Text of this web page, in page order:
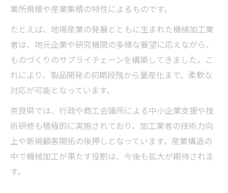
業所規模や産業集積の特性によるものです。
たとえば、地場産業の発展とともに生まれた機械加工業
者は、地元企業や研究機関の多様な要望に応えながら、
ものづくりのサプライチェーンを構築してきました。こ
れにより、製品開発の初期段階から量産化まで、柔軟な
対応が可能となっています。
奈良県では、行政や商工会議所による中小企業支援や技
術研修も積極的に実施されており、加工業者の技術力向
上や新規顧客開拓の後押しとなっています。産業構造の
中で機械加工が果たす役割は、今後も拡大が期待されま
す。